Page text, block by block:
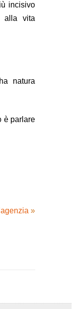
incisivo
alla vita
natura
è parlare
»